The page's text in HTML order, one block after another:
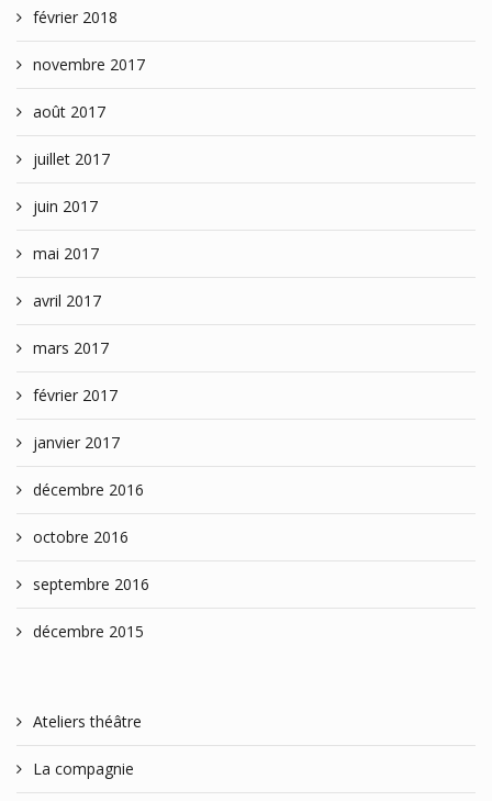
février 2018
novembre 2017
août 2017
juillet 2017
juin 2017
mai 2017
avril 2017
mars 2017
février 2017
janvier 2017
décembre 2016
octobre 2016
septembre 2016
décembre 2015
Ateliers théâtre
La compagnie